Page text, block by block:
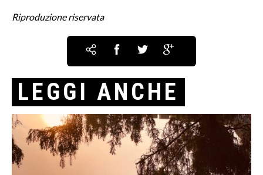
Riproduzione riservata
LEGGI ANCHE